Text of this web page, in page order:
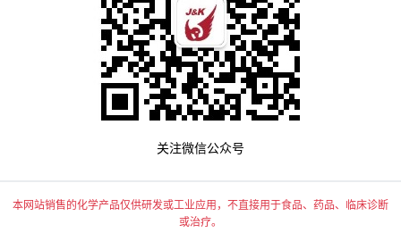
关注微信公众号
本网站销售的化学产品仅供研发或工业应用，不直接用于食品、药品、临床诊断
或治疗。